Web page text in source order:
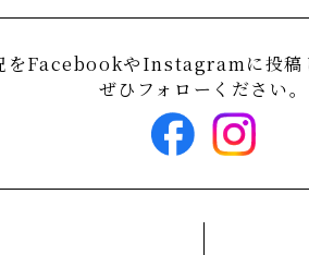
をFacebookやInstagramに投稿
ぜひフォローください。